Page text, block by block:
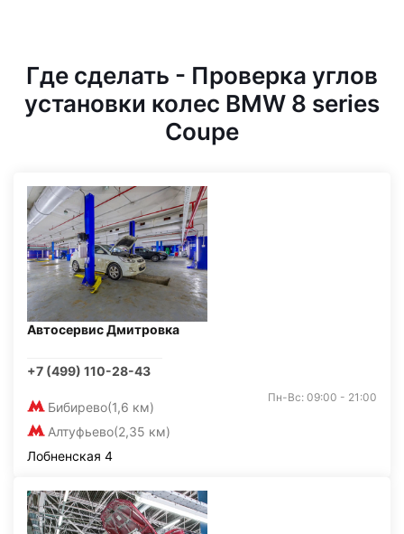
Где сделать - Проверка углов
установки колес BMW 8 series
Coupe
Автосервис Дмитровка
+7 (499) 110-28-43
Бибирево(1,6 км)
Алтуфьево(2,35 км)
Пн-Вс: 09:00 - 21:00
Лобненская 4